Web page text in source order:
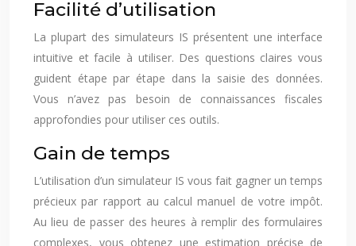
Facilité d’utilisation
La plupart des simulateurs IS présentent une interface
intuitive et facile à utiliser. Des questions claires vous
guident étape par étape dans la saisie des données.
Vous n’avez pas besoin de connaissances fiscales
approfondies pour utiliser ces outils.
Gain de temps
L’utilisation d’un simulateur IS vous fait gagner un temps
précieux par rapport au calcul manuel de votre impôt.
Au lieu de passer des heures à remplir des formulaires
complexes, vous obtenez une estimation précise de